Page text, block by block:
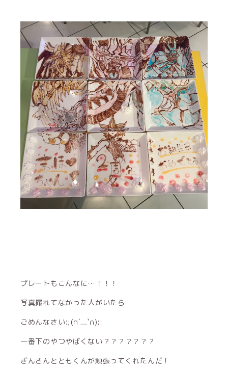
プレートもこんなに…！！！
写真撮れてなかった人がいたら
ごめんなさい:;(∩´﹏`∩);:
一番下のやつやばくない？？？？？？？
ぎんさんとともくんが頑張ってくれたんだ！